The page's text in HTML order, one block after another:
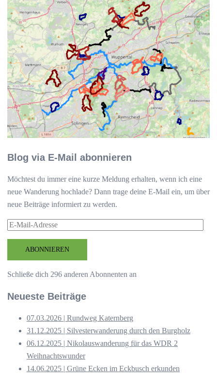
Blog via E-Mail abonnieren
Möchtest du immer eine kurze Meldung erhalten, wenn ich eine
neue Wanderung hochlade? Dann trage deine E-Mail ein, um über
neue Beiträge informiert zu werden.
E-
AdresseABONNIEREN
Schließe dich 296 anderen Abonnenten an
Neueste Beiträge
07.03.2026 | Rundweg Katernberg
31.12.2025 | Silvesterwanderung durch den Burgholz
06.12.2025 | Nikolauswanderung für das WDR 2
Weihnachtswunder
14.06.2025 | Grüne Ecken im Eckbusch erkunden